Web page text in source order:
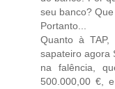
seu banco?
Portanto...
Quanto à
sapateiro agora
na falência,
500.000,00 €,